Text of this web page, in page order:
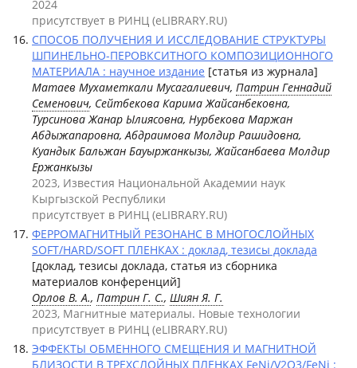
2024
присутствует в РИНЦ (eLIBRARY.RU)
СПОСОБ ПОЛУЧЕНИЯ И ИССЛЕДОВАНИЕ СТРУКТУРЫ
ШПИНЕЛЬНО-ПЕРОВКСИТНОГО КОМПОЗИЦИОННОГО
МАТЕРИАЛА : научное издание [статья из журнала]
Матаев Мухаметкали Мусагалиевич, Патрин Геннадий
Семенович, Сейтбекова Карима Жайсанбековна,
Турсинова Жанар Ылиясовна, Нурбекова Маржан
Абдыжапаровна, Абдраимова Молдир Рашидовна,
Куандык Бальжан Бауыржанкызы, Жайсанбаева Молдир
Ержанкызы
2023, Известия Национальной Академии наук
Кыргызской Республики
присутствует в РИНЦ (eLIBRARY.RU)
ФЕРРОМАГНИТНЫЙ РЕЗОНАНС В МНОГОСЛОЙНЫХ
SOFT/HARD/SOFT ПЛЕНКАХ : доклад, тезисы доклада
[доклад, тезисы доклада, статья из сборника
материалов конференций]
Орлов В. А., Патрин Г. С., Шиян Я. Г.
2023, Магнитные материалы. Новые технологии
присутствует в РИНЦ (eLIBRARY.RU)
ЭФФЕКТЫ ОБМЕННОГО СМЕЩЕНИЯ И МАГНИТНОЙ
БЛИЗОСТИ В ТРЕХСЛОЙНЫХ ПЛЕНКАХ FeNi/V2O3/FeNi :